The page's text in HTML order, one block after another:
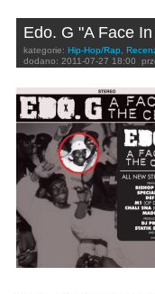
Edo. G "A Face
kategorie: Hip-Hop/Rap,
dodano: 2011-07-27 18:00